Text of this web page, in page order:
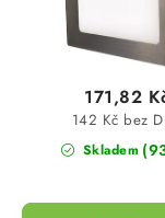
VÝPRODEJ
Položky bez
VÁNOCE
Skladem
142 Kč bez
171,82